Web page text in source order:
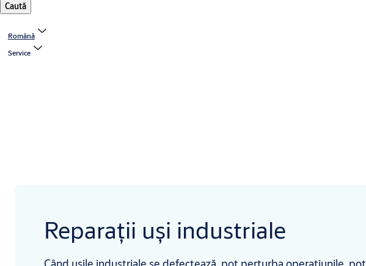
Caută
Română
Service
Reparații uși industriale